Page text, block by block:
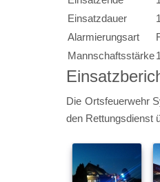
Einsatzdauer
Alarmierungsart
Mannschaftsstärke
Die Ortsfeuerwehr
den Rettungsdienst